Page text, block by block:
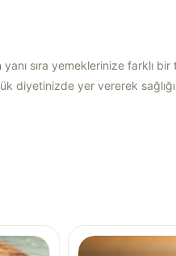
sıra yemeklerinize farklı
diyetinizde yer vererek